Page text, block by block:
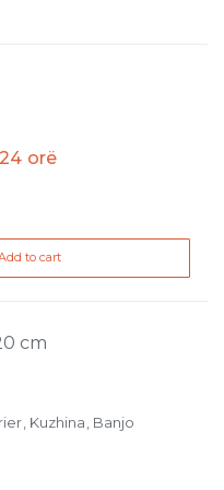
orë
to cart
cm
Kuzhina, Banjo